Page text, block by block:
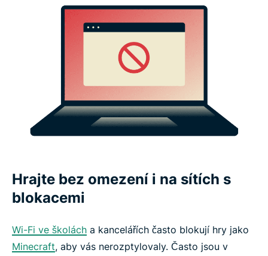
Hrajte bez omezení i na sítích s
blokacemi
Wi-Fi ve školách a kancelářích často blokují hry jako
Minecraft, aby vás nerozptylovaly. Často jsou v